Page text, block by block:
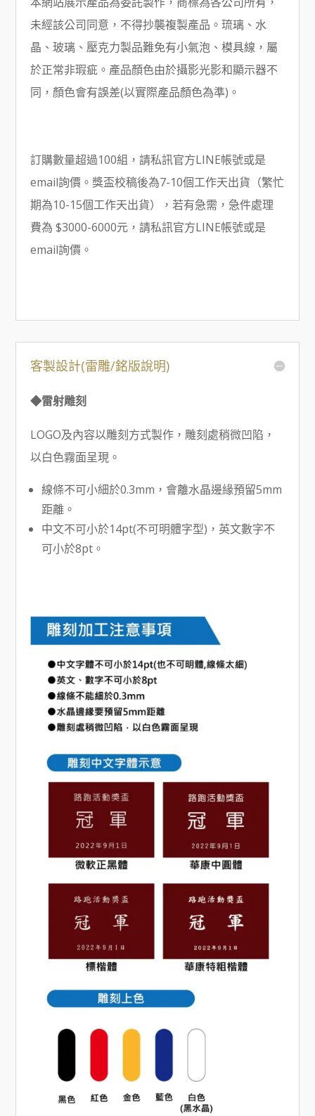
未經該公司同意，不得抄襲複製產品。琉璃、水
晶、玻璃、壓克力製品難免有小氣泡、模具線，屬
於正常非瑕疵。產品顏色由於攝影光影和顯示器不
同，顏色會有誤差(以實際產品顏色為準)。
訂購數量超過100組，請私訊官方LINE帳號或是
email詢價。獎盃校稿後為7-10個工作天出貨（繁忙
期為10-15個工作天出貨），若有急需，急件處理
費為 $3000-6000元，請私訊官方LINE帳號或是
email詢價。
客製設計(雷雕/銘版說明)
◆雷射雕刻
LOGO及內容以雕刻方式製作，雕刻處稍微凹陷，
以白色霧面呈現。
線條不可小細於0.3mm，會離水晶邊緣預留5mm
距離。
中文不可小於14pt(不可明體字型)，英文數字不
可小於8pt。